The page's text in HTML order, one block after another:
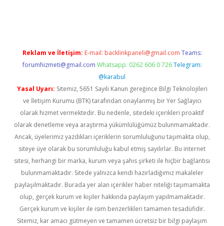
Reklam ve İletişim: E-mail: backlinkpaneli@gmail.com Teams:
forumhizmeti@gmail.com Whatsapp: 0262 606 0 726 Telegram:
@karabul
Yasal Uyarı: Sitemiz, 5651 Sayılı Kanun gereğince Bilgi Teknolojileri
ve İletişim Kurumu (BTK) tarafından onaylanmış bir Yer Sağlayıcı
olarak hizmet vermektedir. Bu nedenle, sitedeki içerikleri proaktif
olarak denetleme veya araştırma yükümlülüğümüz bulunmamaktadır.
Ancak, üyelerimiz yazdıkları içeriklerin sorumluluğunu taşımakta olup,
siteye üye olarak bu sorumluluğu kabul etmiş sayılırlar. Bu internet
sitesi, herhangi bir marka, kurum veya şahıs şirketi ile hiçbir bağlantısı
bulunmamaktadır. Sitede yalnızca kendi hazırladığımız makaleler
paylaşılmaktadır. Burada yer alan içerikler haber niteliği taşımamakta
olup, gerçek kurum ve kişiler hakkında paylaşım yapılmamaktadır.
Gerçek kurum ve kişiler ile isim benzerlikleri tamamen tesadüfidir.
Sitemiz, kar amacı gütmeyen ve tamamen ücretsiz bir bilgi paylaşım